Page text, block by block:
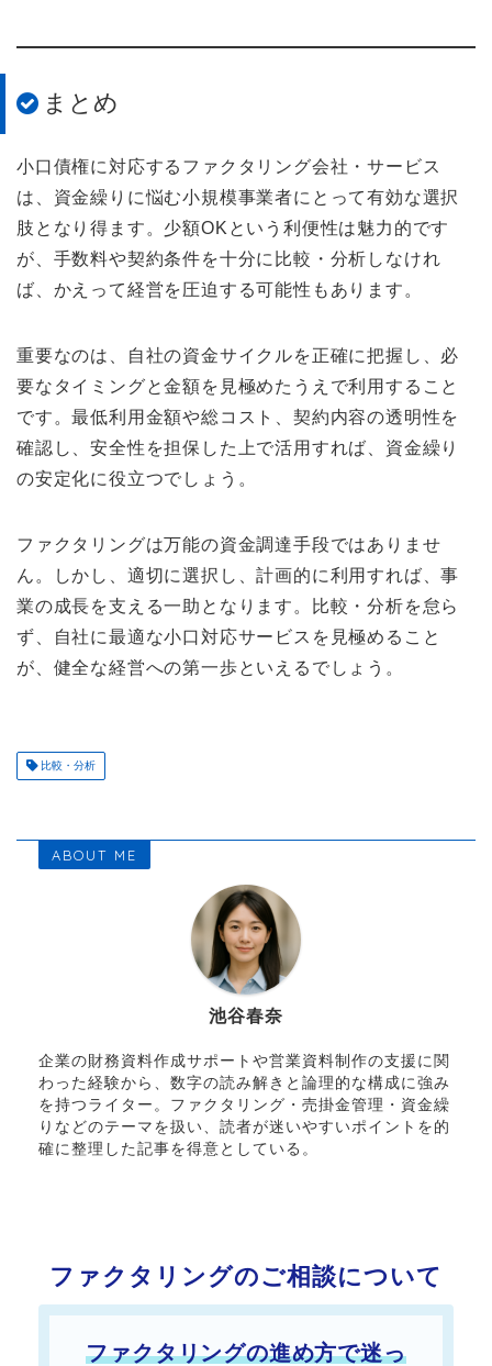
まとめ
小口債権に対応するファクタリング会社・サービス
は、資金繰りに悩む小規模事業者にとって有効な選択
肢となり得ます。少額OKという利便性は魅力的です
が、手数料や契約条件を十分に比較・分析しなけれ
ば、かえって経営を圧迫する可能性もあります。
重要なのは、自社の資金サイクルを正確に把握し、必
要なタイミングと金額を見極めたうえで利用すること
です。最低利用金額や総コスト、契約内容の透明性を
確認し、安全性を担保した上で活用すれば、資金繰り
の安定化に役立つでしょう。
ファクタリングは万能の資金調達手段ではありませ
ん。しかし、適切に選択し、計画的に利用すれば、事
業の成長を支える一助となります。比較・分析を怠ら
ず、自社に最適な小口対応サービスを見極めること
が、健全な経営への第一歩といえるでしょう。
比較・分析
ABOUT ME
池谷春奈
企業の財務資料作成サポートや営業資料制作の支援に関
わった経験から、数字の読み解きと論理的な構成に強み
を持つライター。ファクタリング・売掛金管理・資金繰
りなどのテーマを扱い、読者が迷いやすいポイントを的
確に整理した記事を得意としている。
ファクタリングのご相談について
ファクタリングの進め方で迷っ